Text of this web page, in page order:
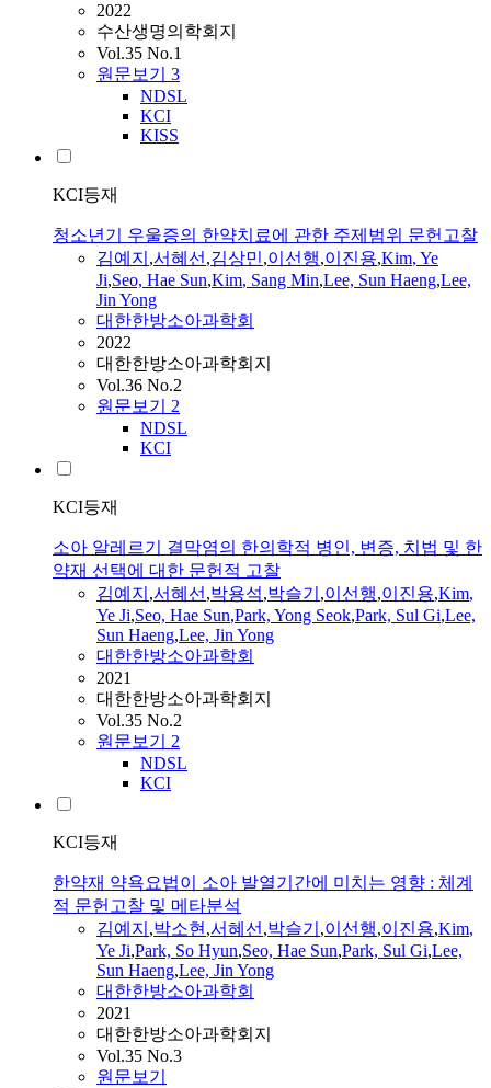
2022
수산생명의학회지
Vol.35 No.1
원문보기 3
NDSL
KCI
KISS
KCI등재
청소년기 우울증의 한약치료에 관한 주제범위 문헌고찰
김예지 ,서혜선,김상민,이선행,이진용,Kim, Ye
Ji,Seo, Hae Sun,Kim, Sang Min,Lee, Sun Haeng,Lee,
Jin Yong
대한한방소아과학회
2022
대한한방소아과학회지
Vol.36 No.2
원문보기 2
NDSL
KCI
KCI등재
소아 알레르기 결막염의 한의학적 병인, 변증, 치법 및 한
약재 선택에 대한 문헌적 고찰
김예지 ,서혜선,박용석,박슬기 ,이선행,이진용,Kim,
Ye Ji,Seo, Hae Sun,Park, Yong Seok,Park, Sul Gi,Lee,
Sun Haeng,Lee, Jin Yong
대한한방소아과학회
2021
대한한방소아과학회지
Vol.35 No.2
원문보기 2
NDSL
KCI
KCI등재
한약재 약욕요법이 소아 발열기간에 미치는 영향 : 체계
적 문헌고찰 및 메타분석
김예지 ,박소현,서혜선,박슬기 ,이선행,이진용,Kim,
Ye Ji,Park, So Hyun,Seo, Hae Sun,Park, Sul Gi,Lee,
Sun Haeng,Lee, Jin Yong
대한한방소아과학회
2021
대한한방소아과학회지
Vol.35 No.3
원문보기